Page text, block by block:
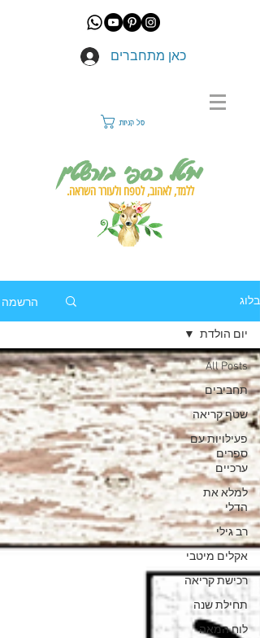
כאן מתחברים
סל קניות
מיטל כספי בורשטין
ללמד, לאהוב, לטפח ולעורר השראה.
בלוג הרשמה
All Posts
תחביבים
שטף קריאה
פעילויות עם
ספרים
ערכיים
למלא את
הדלי
רב גילי
אקלים מיטבי
רכישת קריאה
תחילת שנה
לוח המאה
יום הולדת